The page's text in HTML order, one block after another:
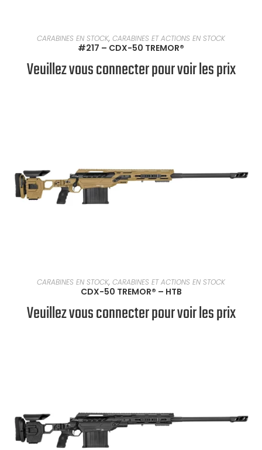
EN SAVOIR PLUS
CARABINES EN STOCK, CARABINES ET ACTIONS EN STOCK
#217 – CDX-50 TREMOR®
Veuillez vous connecter pour voir les prix
EN SAVOIR PLUS
CARABINES EN STOCK, CARABINES ET ACTIONS EN STOCK
CDX-50 TREMOR® – HTB
Veuillez vous connecter pour voir les prix